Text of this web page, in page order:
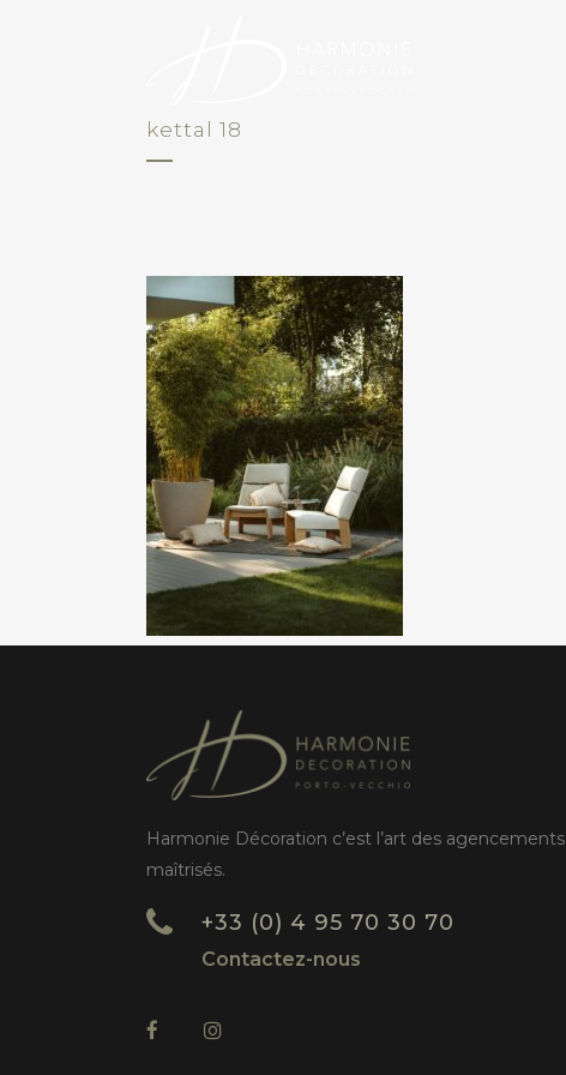
kettal 18
Harmonie Décoration c’est l’art des agencements
maîtrisés.
+33 (0) 4 95 70 30 70
Contactez-nous